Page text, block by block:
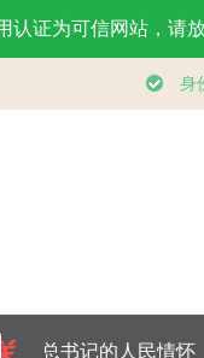
总书记的人民情怀 壹